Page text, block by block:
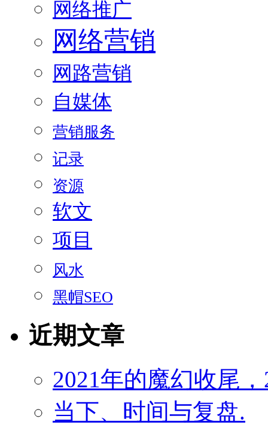
网络推广
网络营销
网路营销
自媒体
营销服务
记录
资源
软文
项目
风水
黑帽SEO
近期文章
2021年的魔幻收尾
当下、时间与复盘.